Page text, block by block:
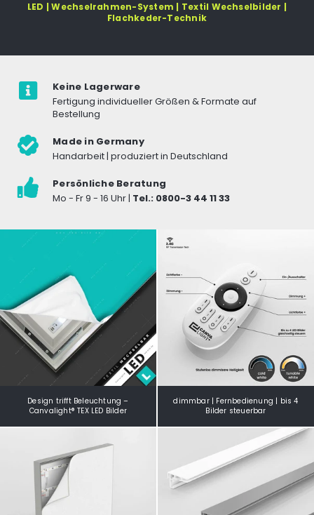
LED | Wechselrahmen-System | Textil Wechselbilder |
Flachkeder-Technik
Keine Lagerware
Fertigung individueller Größen & Formate auf
Bestellung
Made in Germany
Handarbeit | produziert in Deutschland
Persönliche Beratung
Mo - Fr 9 - 16 Uhr | Tel.: 0800-3 44 11 33
Design trifft Beleuchtung –
Canvalight® TEX LED Bilder
dimmbar | Fernbedienung | bis 4
Bilder steuerbar